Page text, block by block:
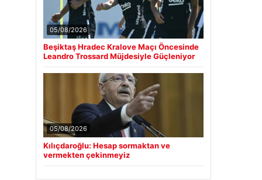
05/08/2026
Beşiktaş Hradec Kralove Maçı Öncesinde
Leandro Trossard Müjdesiyle Güçleniyor
05/08/2026
Kılıçdaroğlu: Hesap sormaktan ve
vermekten çekinmeyiz